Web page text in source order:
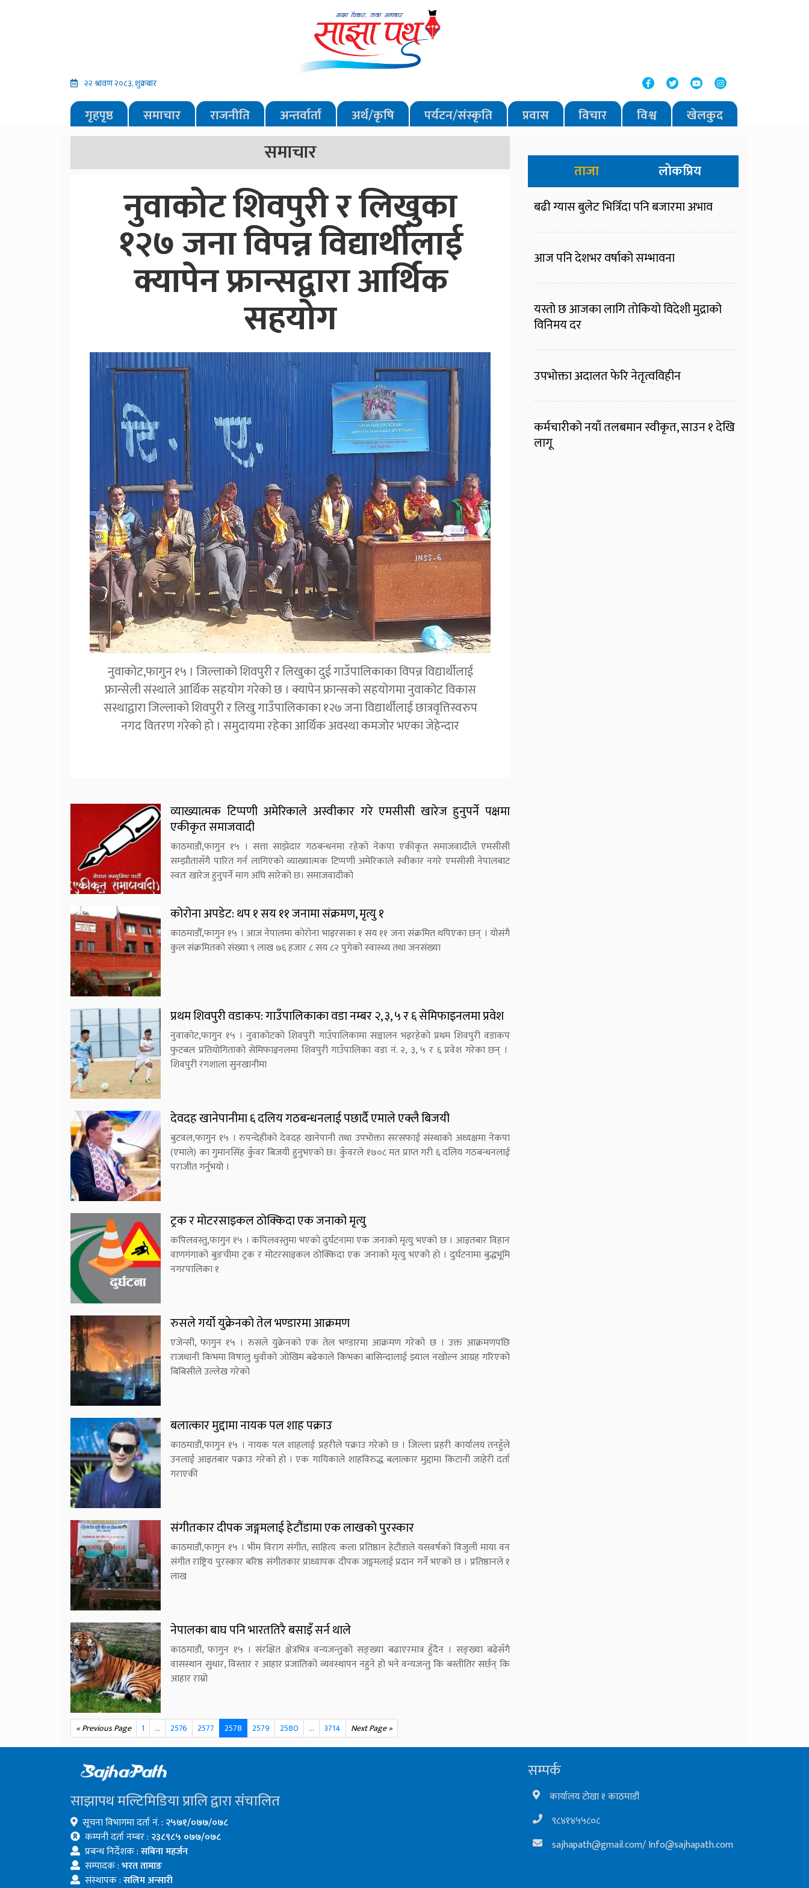
२२ श्रावण २०८३, शुक्रबार
गृहपृष्ठ समाचार राजनीति अन्तर्वार्ता अर्थ/कृषि पर्यटन/संस्कृति प्रवास विचार विश्व खेलकुद
समाचार
नुवाकोट शिवपुरी र लिखुका
१२७ जना विपन्न विद्यार्थीलाई
क्यापेन फ्रान्सद्वारा आर्थिक
सहयोग
नुवाकोट,फागुन १५ । जिल्लाको शिवपुरी र लिखुका दुई गाउँपालिकाका विपन्न विद्यार्थीलाई
फ्रान्सेली संस्थाले आर्थिक सहयोग गरेको छ । क्यापेन फ्रान्सको सहयोगमा नुवाकोट विकास
सस्थाद्वारा जिल्लाको शिवपुरी र लिखु गाउँपालिकाका १२७ जना विद्यार्थीलाई छात्रवृत्तिस्वरुप
नगद वितरण गरेको हो । समुदायमा रहेका आर्थिक अवस्था कमजोर भएका जेहेन्दार
व्याख्यात्मक टिप्पणी अमेरिकाले अस्वीकार गरे एमसीसी खारेज हुनुपर्ने पक्षमा
एकीकृत समाजवादी
काठमाडौं,फागुन १५ । सत्ता साझेदार गठबन्धनमा रहेको नेकपा एकीकृत समाजवादीले एमसीसी
सम्झौतासँगै पारित गर्न लागिएको व्याख्यात्मक टिप्पणी अमेरिकाले स्वीकार नगरे एमसीसी नेपालबाट
स्वतः खारेज हुनुपर्ने माग अघि सारेको छ। समाजवादीको
कोरोना अपडेट: थप १ सय ११ जनामा संक्रमण, मृत्यु १
काठमाडौँ,फागुन १५ । आज नेपालमा कोरोना भाइरसका १ सय ११ जना संक्रमित थपिएका छन् । योसंगै
कुल संक्रमितको संख्या ९ लाख ७६ हजार ८ सय ८२ पुगेको स्वास्थ्य तथा जनसंख्या
प्रथम शिवपुरी वडाकप: गाउँपालिकाका वडा नम्बर २, ३, ५ र ६ सेमिफाइनलमा प्रवेश
नुवाकोट,फागुन १५ । नुवाकोटको शिवपुरी गाउँपालिकामा सञ्चालन भइरहेको प्रथम शिवपुरी वडाकप
फुटबल प्रतियोगिताको सेमिफाइनलमा शिवपुरी गाउँपालिका वडा नं. २, ३, ५ र ६ प्रवेश गरेका छन् ।
शिवपुरी रंगशाला सुनखानीमा
देवदह खानेपानीमा ६ दलिय गठबन्धनलाई पछार्दै एमाले एक्लै बिजयी
बुटवल,फागुन १५ । रुपन्देहीको देवदह खानेपानी तथा उपभोक्ता सरसफाई संस्थाको अध्यक्षमा नेकपा
(एमाले) का गुमानसिंह कुँवर बिजयी हुनुभएको छ। कुँवरले १७०८ मत प्राप्त गरी ६ दलिय गठबन्धनलाई
पराजीत गर्नुभयो ।
ट्रक र मोटरसाइकल ठोक्किदा एक जनाको मृत्यु
कपिलवस्तु,फागुन १५ । कपिलवस्तुमा भएको दुर्घटनामा एक जनाको मृत्यु भएको छ । आइतबार विहान
वाणगंगाको बुङचीमा ट्रक र मोटरसाइकल ठोक्किदा एक जनाको मृत्यु भएको हो । दुर्घटनामा बुद्धभूमि
नगरपालिका १
रुसले गर्यो युक्रेनको तेल भण्डारमा आक्रमण
एजेन्सी, फागुन १५ । रुसले युक्रेनको एक तेल भण्डारमा आक्रमण गरेको छ । उक्त आक्रमणपछि
राजधानी किभमा विषालु धुवाँको जोखिम बढेकाले किभका बासिन्दालाई झ्याल नखोल्न आग्रह गरिएको
बिबिसीले उल्लेख गरेको
बलात्कार मुद्दामा नायक पल शाह पक्राउ
काठमाडौं,फागुन १५ । नायक पल शाहलाई प्रहरीले पक्राउ गरेको छ । जिल्ला प्रहरी कार्यालय तनहुँले
उनलाई आइतबार पक्राउ गरेको हो । एक गायिकाले शाहविरुद्ध बलात्कार मुद्दामा किटानी जाहेरी दर्ता
गराएकी
संगीतकार दीपक जङ्गमलाई हेटौंडामा एक लाखको पुरस्कार
काठमाडौं,फागुन १५ । भीम विराग संगीत, साहित्य कला प्रतिष्ठान हेटौंडाले यसवर्षको विजुली माया वन
संगीत राष्ट्रिय पुरस्कार बरिष्ठ संगीतकार प्राध्यापक दीपक जङ्गमलाई प्रदान गर्ने भएको छ । प्रतिष्ठानले १
लाख
नेपालका बाघ पनि भारततिरै बसाइँ सर्न थाले
काठमाडौं, फागुन १५ । संरक्षित क्षेत्रभित्र वन्यजन्तुको सङ्ख्या बढाएरमात्र हुँदैन । सङ्ख्या बढेसँगै
वासस्थान सुधार, विस्तार र आहार प्रजातिको व्यवस्थापन नहुने हो भने वन्यजन्तु कि बस्तीतिर सर्छन् कि
आहार राम्रो
« Previous Page 1 … 2576 2577 2578 2579 2580 ... 3714 Next Page »
ताजा लोकप्रिय
बढी ग्यास बुलेट भित्रिँदा पनि बजारमा अभाव
आज पनि देशभर वर्षाको सम्भावना
यस्तो छ आजका लागि तोकियो विदेशी मुद्राको
विनिमय दर
उपभोक्ता अदालत फेरि नेतृत्वविहीन
कर्मचारीको नयाँ तलबमान स्वीकृत, साउन १ देखि
लागू
साझापथ मल्टिमिडिया प्रालि द्वारा संचालित
सूचना विभागमा दर्ता नं. : २५७१/०७७/०७८
कम्पनी दर्ता नम्बर : २३८९८५ ०७७/०७८
प्रबन्ध निर्देशक :सबिना महर्जन
सम्पादक :भरत तामाङ
संस्थापक :सलिम अन्सारी
सम्पर्क
कार्यालय टोखा १ काठमाडौं
९८४१४५५८०८
sajhapath@gmail.com/Info@sajhapath.com